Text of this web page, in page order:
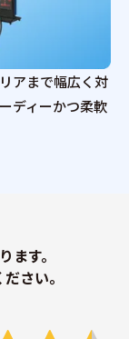
アまで幅広く対
ディーかつ柔軟
ます。
さい。